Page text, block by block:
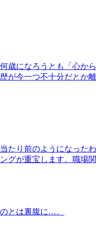
歳になろうとも「心か
が今一つ不十分だとか
たり前のようになった
グが重宝します。職場
とは裏腹に…。